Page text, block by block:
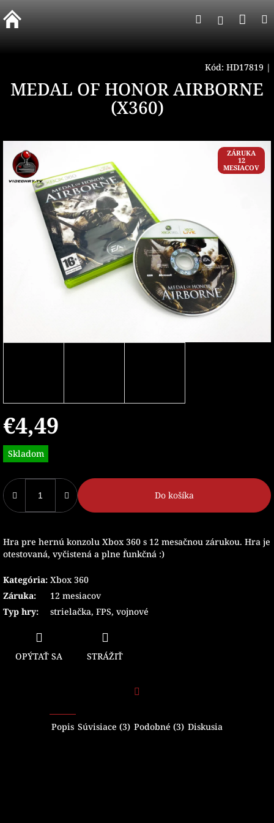
na
obsah
Hľadať
Kód: HD17819 |
MEDAL OF HONOR AIRBORNE
(X360)
ZÁRUKA
12
MESIACOV
€4,49
Jednotková
cena:
Skladom
Do košíka
Hra pre hernú konzolu Xbox 360 s 12 mesačnou zárukou. Hra je
otestovaná, vyčistená a plne funkčná :)
Kategória: Xbox 360
Záruka:
12 mesiacov
Typ hry: strielačka, FPS, vojnové
OPÝTAŤ SA STRÁŽIŤ
Popis Súvisiace (3) Podobné (3) Diskusia